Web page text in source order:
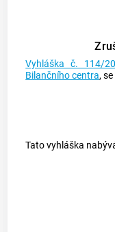
Vyhláška č. 114/
Bilančního centra,
Tato vyhláška